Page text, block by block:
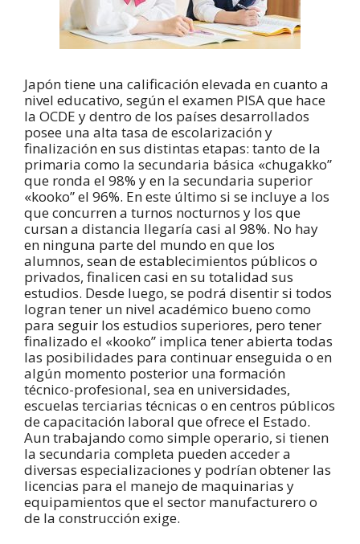
Japón tiene una calificación elevada en cuanto a
nivel educativo, según el examen PISA que hace
la OCDE y dentro de los países desarrollados
posee una alta tasa de escolarización y
finalización en sus distintas etapas: tanto de la
primaria como la secundaria básica «chugakko”
que ronda el 98% y en la secundaria superior
«kooko” el 96%. En este último si se incluye a los
que concurren a turnos nocturnos y los que
cursan a distancia llegaría casi al 98%. No hay
en ninguna parte del mundo en que los
alumnos, sean de establecimientos públicos o
privados, finalicen casi en su totalidad sus
estudios. Desde luego, se podrá disentir si todos
logran tener un nivel académico bueno como
para seguir los estudios superiores, pero tener
finalizado el «kooko” implica tener abierta todas
las posibilidades para continuar enseguida o en
algún momento posterior una formación
técnico-profesional, sea en universidades,
escuelas terciarias técnicas o en centros públicos
de capacitación laboral que ofrece el Estado.
Aun trabajando como simple operario, si tienen
la secundaria completa pueden acceder a
diversas especializaciones y podrían obtener las
licencias para el manejo de maquinarias y
equipamientos que el sector manufacturero o
de la construcción exige.